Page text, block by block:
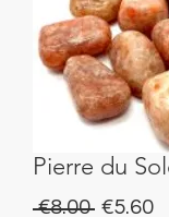
Pierre du
€8.00 Regular
€5.60